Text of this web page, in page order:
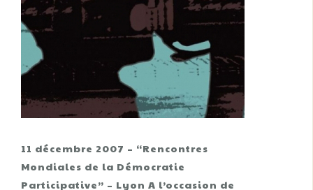
11 décembre 2007 – “Rencontres
Mondiales de la Démocratie
Participative” – Lyon A l’occasion de